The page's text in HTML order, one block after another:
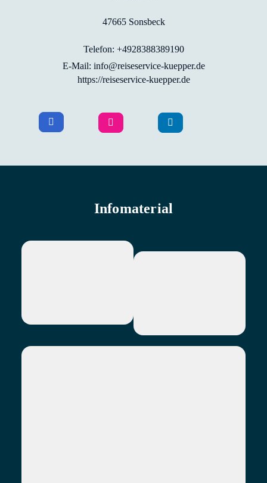
47665 Sonsbeck
Telefon: +4928388389190
E-Mail: info@reiseservice-kuepper.de
https://reiseservice-kuepper.de
Infomaterial